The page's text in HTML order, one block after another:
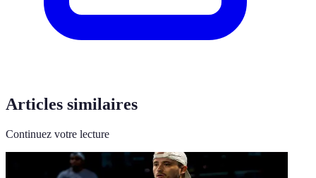
Articles similaires
Continuez votre lecture